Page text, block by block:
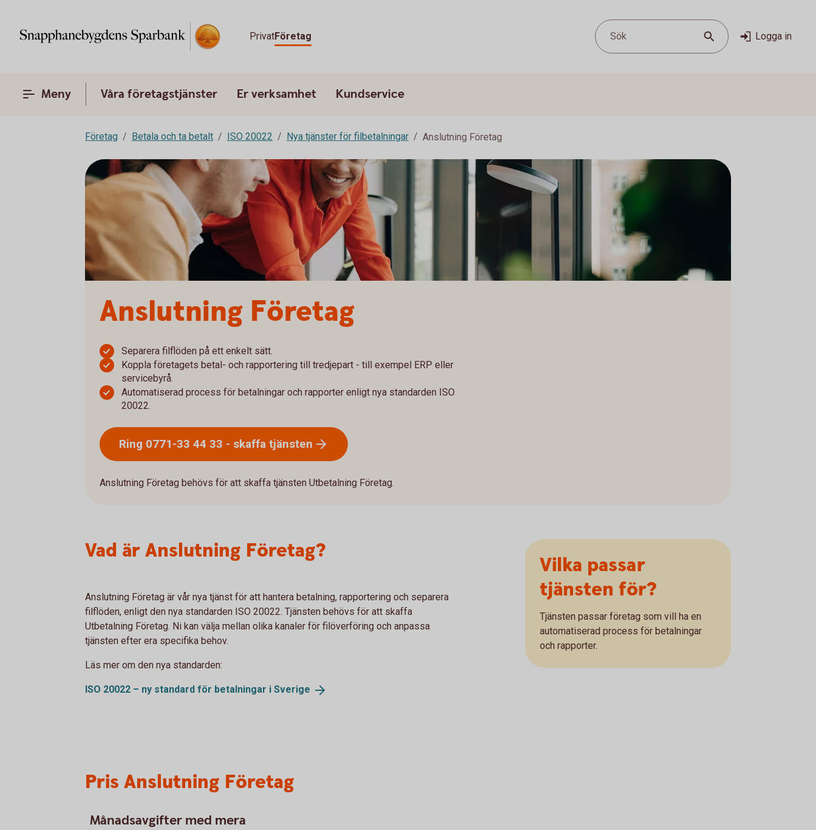
PrivatFöretag Sök Logga in
Meny Våra företagstjänster Er verksamhet Kundservice
Företag Betala och ta betalt ISO 20022 Nya tjänster för filbetalningar Anslutning Företag
Anslutning Företag
Separera filflöden på ett enkelt sätt.
Koppla företagets betal- och rapportering till tredjepart - till exempel ERP eller
servicebyrå.
Automatiserad process för betalningar och rapporter enligt nya standarden ISO
20022.
Ring 0771-33 44 33 - skaffa tjänsten
Anslutning Företag behövs för att skaffa tjänsten Utbetalning Företag.
Vad är Anslutning Företag?
Anslutning Företag är vår nya tjänst för att hantera betalning, rapportering och separera
filflöden, enligt den nya standarden ISO 20022. Tjänsten behövs för att skaffa
Utbetalning Företag. Ni kan välja mellan olika kanaler för filöverföring och anpassa
tjänsten efter era specifika behov.
Läs mer om den nya standarden:
ISO 20022 – ny standard för betalningar i Sverige
Vilka passar
tjänsten för?
Tjänsten passar företag som vill ha en
automatiserad process för betalningar
och rapporter.
Pris Anslutning Företag
Månadsavgifter med mera